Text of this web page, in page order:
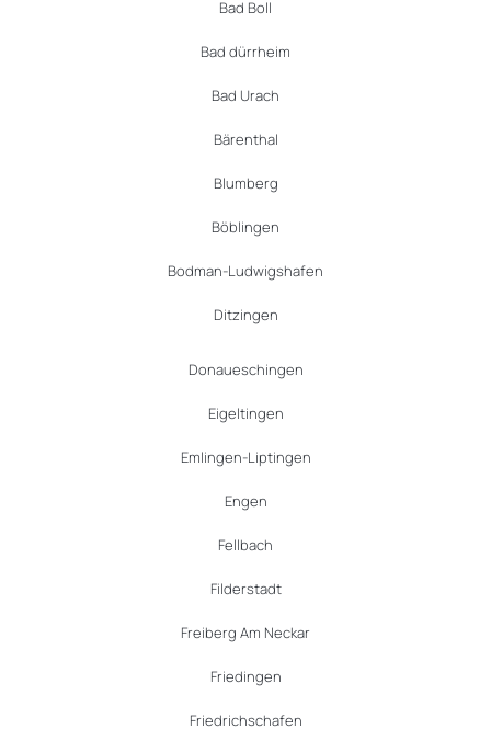
Bad Boll
Bad dürrheim
Bad Urach
Bärenthal
Blumberg
Böblingen
Bodman-Ludwigshafen
Ditzingen
Donaueschingen
Eigeltingen
Emlingen-Liptingen
Engen
Fellbach
Filderstadt
Freiberg Am Neckar
Friedingen
Friedrichschafen